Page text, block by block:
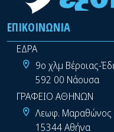
ΕΠΙΚΟΙΝΩΝΊΑ
ΕΔΡΑ
9ο χλμ Βέροιας-
592 00 Νάουσα
ΓΡΑΦΕΙΟ ΑΘΗΝΩΝ
Λεωφ. Μαραθώνος
15344 Αθήνα